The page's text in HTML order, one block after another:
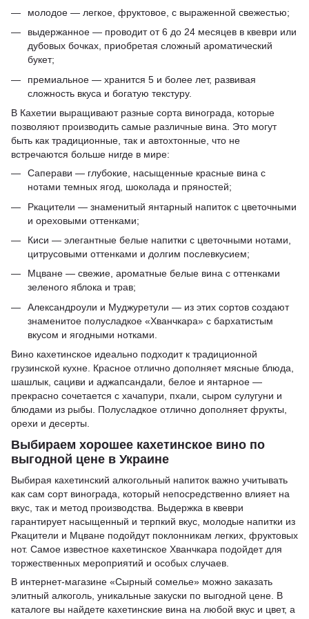
молодое — легкое, фруктовое, с выраженной свежестью;
выдержанное — проводит от 6 до 24 месяцев в квеври или
дубовых бочках, приобретая сложный ароматический
букет;
премиальное — хранится 5 и более лет, развивая
сложность вкуса и богатую текстуру.
В Кахетии выращивают разные сорта винограда, которые
позволяют производить самые различные вина. Это могут
быть как традиционные, так и автохтонные, что не
встречаются больше нигде в мире:
Саперави — глубокие, насыщенные красные вина с
нотами темных ягод, шоколада и пряностей;
Ркацители — знаменитый янтарный напиток с цветочными
и ореховыми оттенками;
Киси — элегантные белые напитки с цветочными нотами,
цитрусовыми оттенками и долгим послевкусием;
Мцване — свежие, ароматные белые вина с оттенками
зеленого яблока и трав;
Александроули и Муджуретули — из этих сортов создают
знаменитое полусладкое «Хванчкара» с бархатистым
вкусом и ягодными нотками.
Вино кахетинское идеально подходит к традиционной
грузинской кухне. Красное отлично дополняет мясные блюда,
шашлык, сациви и аджапсандали, белое и янтарное —
прекрасно сочетается с хачапури, пхали, сыром сулугуни и
блюдами из рыбы. Полусладкое отлично дополняет фрукты,
орехи и десерты.
Выбираем хорошее кахетинское вино по
выгодной цене в Украине
Выбирая кахетинский алкогольный напиток важно учитывать
как сам сорт винограда, который непосредственно влияет на
вкус, так и метод производства. Выдержка в квеври
гарантирует насыщенный и терпкий вкус, молодые напитки из
Ркацители и Мцване подойдут поклонникам легких, фруктовых
нот. Самое известное кахетинское Хванчкара подойдет для
торжественных мероприятий и особых случаев.
В интернет-магазине «Сырный сомелье» можно заказать
элитный алкоголь, уникальные закуски по выгодной цене. В
каталоге вы найдете кахетинские вина на любой вкус и цвет, а